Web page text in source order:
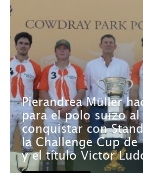
Pierandrea Müller
para el polo suizo al
conquistar con
la Challenge Cup de
y el título Victor